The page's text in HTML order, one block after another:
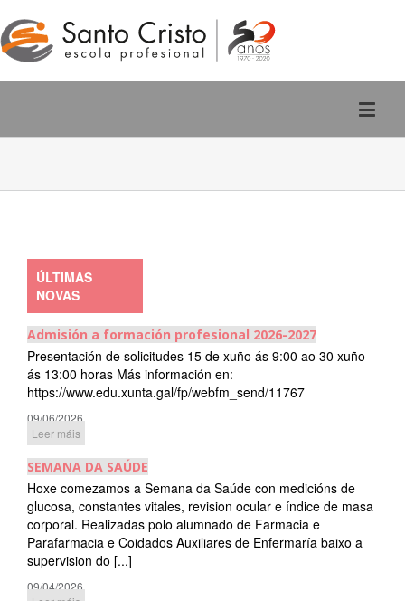
988 220 588
ÚLTIMAS
NOVAS
Admisión a formación profesional 2026-2027
Presentación de solicitudes 15 de xuño ás 9:00 ao 30 xuño
ás 13:00 horas Más información en:
https://www.edu.xunta.gal/fp/webfm_send/11767
09/06/2026
Leer máis
SEMANA DA SAÚDE
Hoxe comezamos a Semana da Saúde con medicións de
glucosa, constantes vitales, revision ocular e índice de masa
corporal. Realizadas polo alumnado de Farmacia e
Parafarmacia e Coidados Auxiliares de Enfermaría baixo a
supervision do [...]
09/04/2026